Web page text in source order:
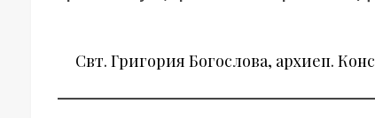
Свт. Григория Богослова, архиеп.